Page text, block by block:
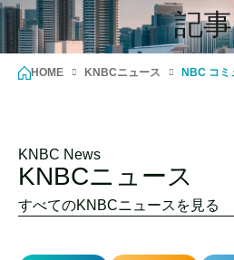
記事
HOME KNBCニュース NBC コミ
KNBC News
KNBCニュース
すべてのKNBCニュースを見る